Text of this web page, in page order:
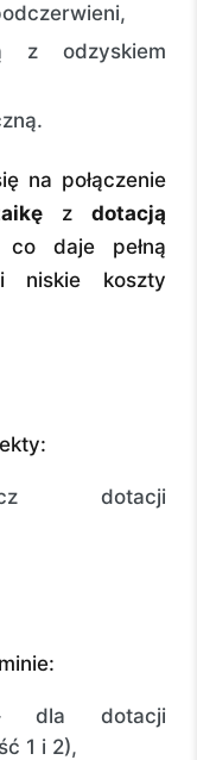
z odzyskiem
na połączenie
z dotacją
daje pełną
i niskie koszty
dotacji
dotacji
1 i 2),